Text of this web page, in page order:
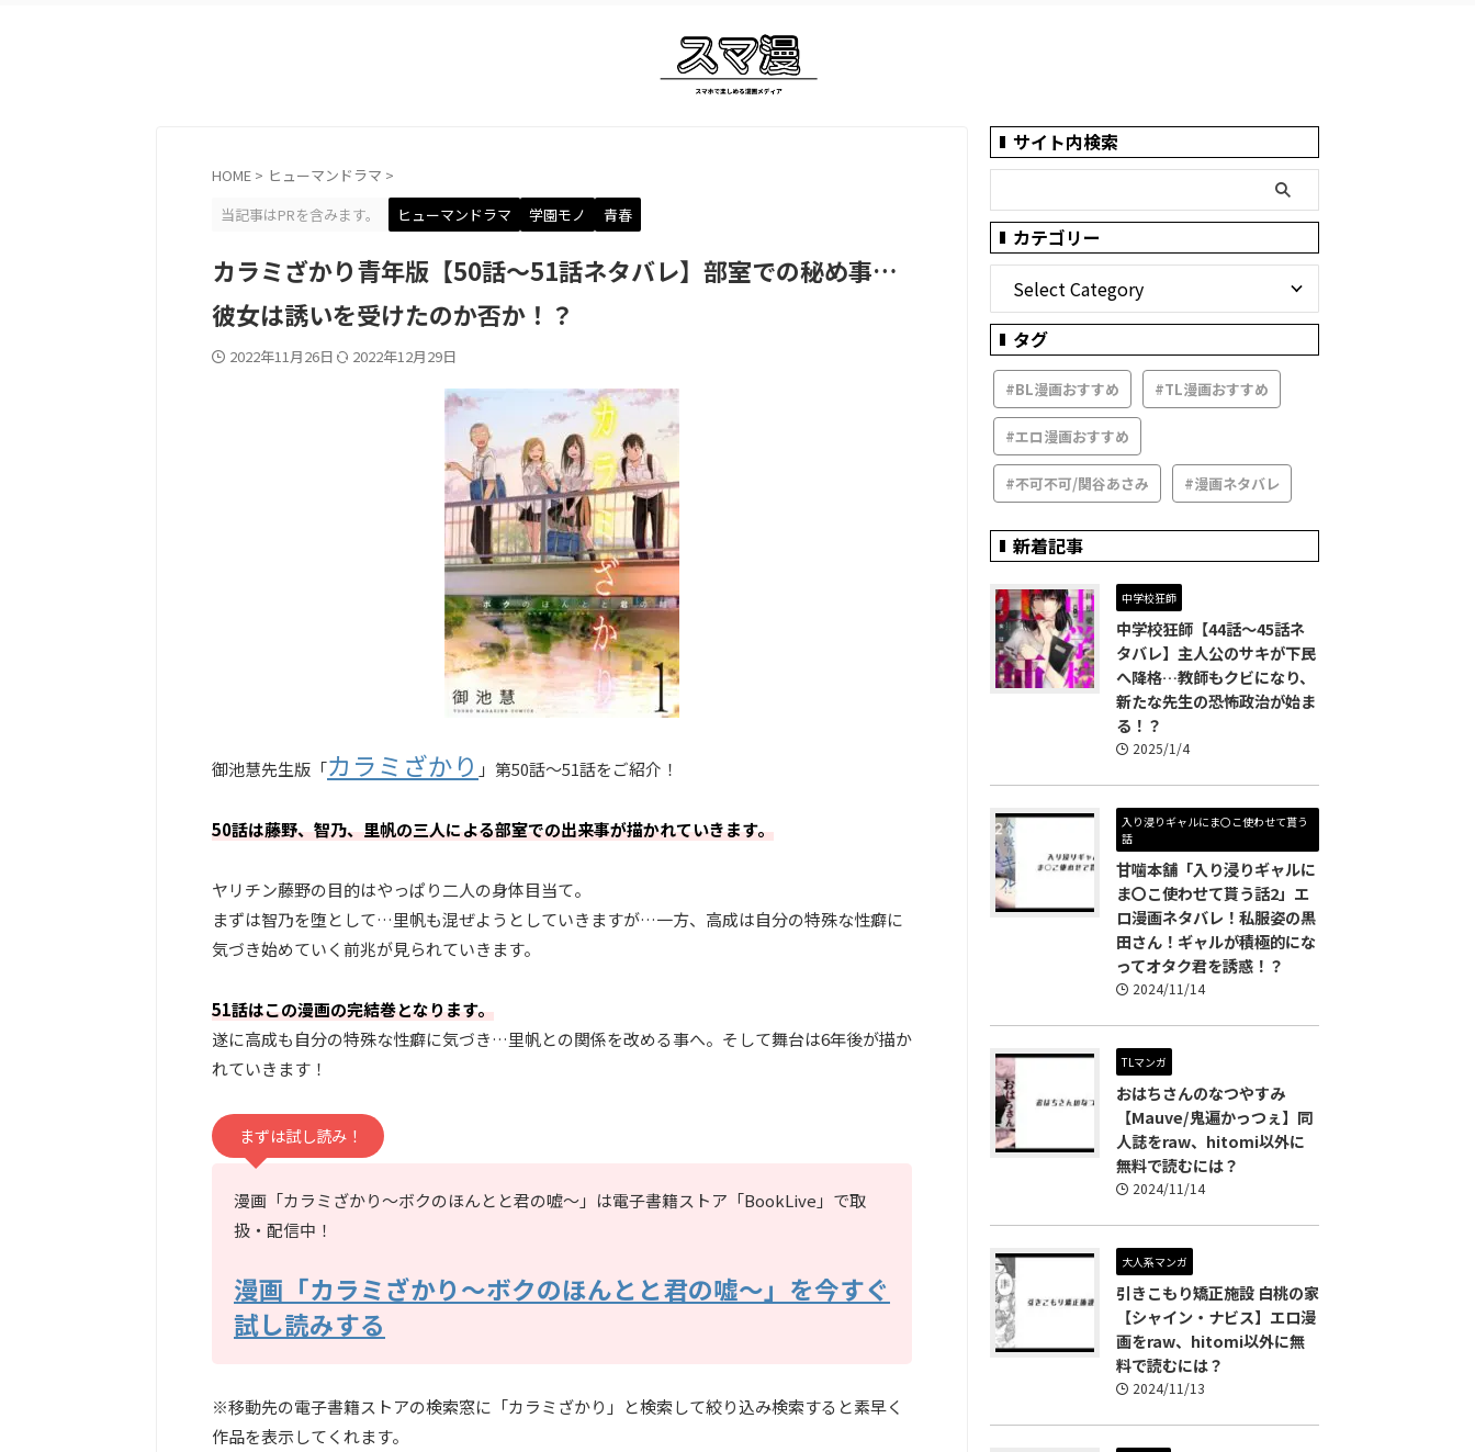
HOME > ヒューマンドラマ >
当記事はPRを含みます。
ヒューマンドラマ 学園モノ 青春
カラミざかり青年版【50話～51話ネタバレ】部室での秘め事…
彼女は誘いを受けたのか否か！？
2022年11月26日 2022年12月29日
御池慧先生版「カラミざかり 」第50話～51話をご紹介！
50話は藤野、智乃、里帆の三人による部室での出来事が描かれていきます。
ヤリチン藤野の目的はやっぱり二人の身体目当て。
まずは智乃を堕として…里帆も混ぜようとしていきますが…一方、高成は自分の特殊な性癖に
気づき始めていく前兆が見られていきます。
51話はこの漫画の完結巻となります。
遂に高成も自分の特殊な性癖に気づき…里帆との関係を改める事へ。そして舞台は6年後が描か
れていきます！
まずは試し読み！
漫画「カラミざかり～ボクのほんとと君の嘘～」は電子書籍ストア「BookLive」で取
扱・配信中！
漫画「カラミざかり～ボクのほんとと君の嘘～」を今すぐ
試し読みする
※移動先の電子書籍ストアの検索窓に「カラミざかり」と検索して絞り込み検索すると素早く
作品を表示してくれます。
サイト内検索
カテゴリー
タグ
#BL漫画おすすめ #TL漫画おすすめ
#エロ漫画おすすめ
#不可不可/関谷あさみ #漫画ネタバレ
新着記事
中学校狂師
中学校狂師【44話～45話ネ
タバレ】主人公のサキが下民
へ降格…教師もクビになり、
新たな先生の恐怖政治が始ま
る！？
2025/1/4
入り浸りギャルにま〇こ使わせて貰う
話
甘噛本舗「入り浸りギャルに
ま〇こ使わせて貰う話2」エ
ロ漫画ネタバレ！私服姿の黒
田さん！ギャルが積極的にな
ってオタク君を誘惑！？
2024/11/14
TLマンガ
おはちさんのなつやすみ
【Mauve/鬼遍かっつぇ】同
人誌をraw、hitomi以外に
無料で読むには？
2024/11/14
大人系マンガ
引きこもり矯正施設 白桃の家
【シャイン・ナビス】エロ漫
画をraw、hitomi以外に無
料で読むには？
2024/11/13